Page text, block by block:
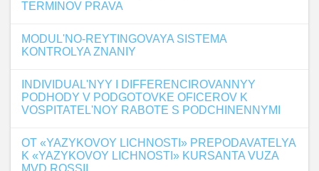
TERMINOV PRAVA
MODUL'NO-REYTINGOVAYA SISTEMA
KONTROLYA ZNANIY
INDIVIDUAL'NYY I DIFFERENCIROVANNYY
PODHODY V PODGOTOVKE OFICEROV K
VOSPITATEL'NOY RABOTE S PODCHINENNYMI
OT «YAZYKOVOY LICHNOSTI» PREPODAVATELYA
K «YAZYKOVOY LICHNOSTI» KURSANTA VUZA
MVD ROSSII